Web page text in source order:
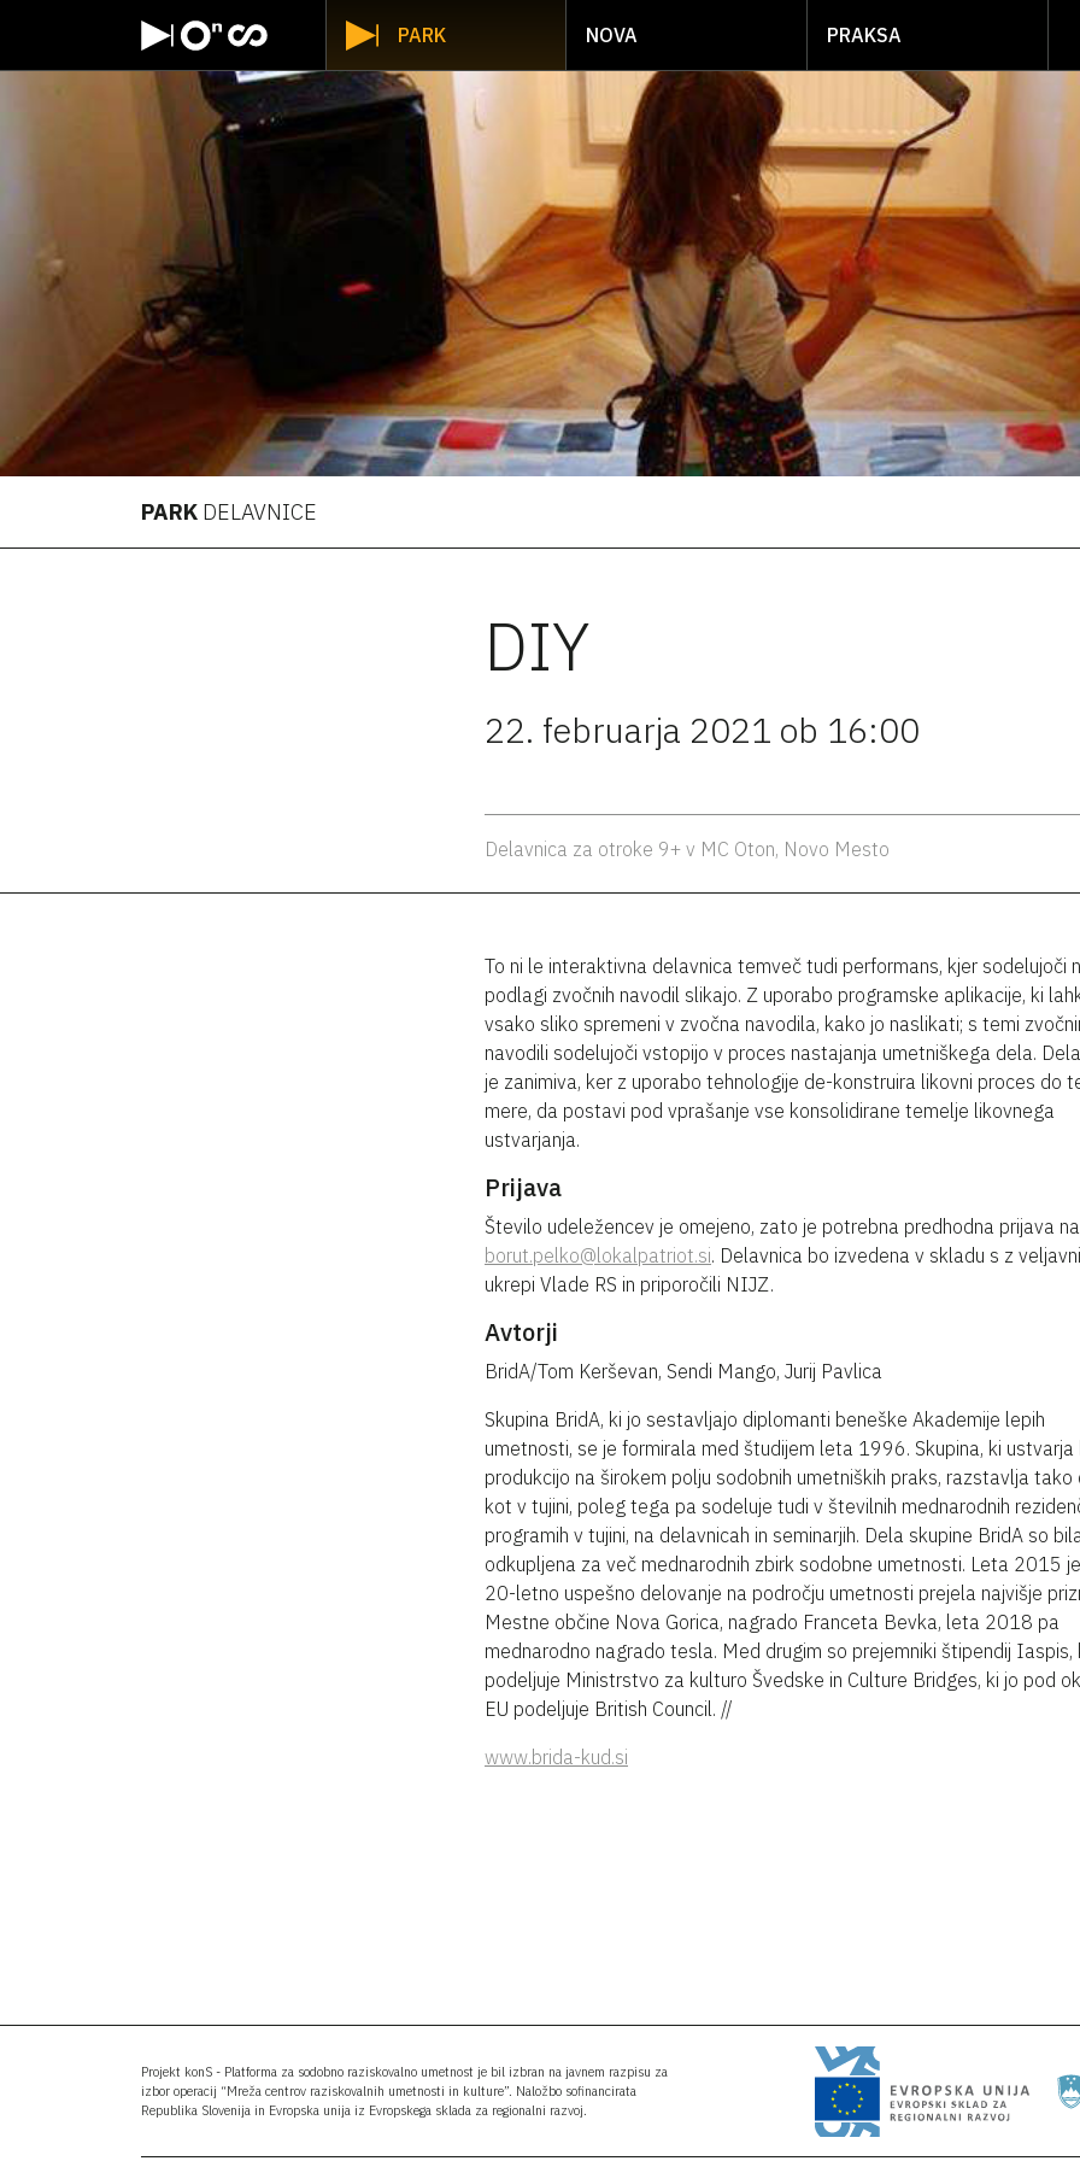
PARK NOVA PRAKSA
PARK DELAVNICE
DIY
22. februarja 2021 ob 16:00
Delavnica za otroke 9+ v MC Oton, Novo Mesto
To ni le interaktivna delavnica temveč tudi performans, kjer sodelujoči
podlagi zvočnih navodil slikajo. Z uporabo programske aplikacije, ki
vsako sliko spremeni v zvočna navodila, kako jo naslikati; s temi
navodili sodelujoči vstopijo v proces nastajanja umetniškega dela.
je zanimiva, ker z uporabo tehnologije de-konstruira likovni proces do
mere, da postavi pod vprašanje vse konsolidirane temelje likovnega
ustvarjanja.
Prijava
Število udeležencev je omejeno, zato je potrebna predhodna prijava na
borut.pelko@lokalpatriot.si. Delavnica bo izvedena v skladu s z
ukrepi Vlade RS in priporočili NIJZ.
Avtorji
BridA/Tom Kerševan, Sendi Mango, Jurij Pavlica
Skupina BridA, ki jo sestavljajo diplomanti beneške Akademije lepih
umetnosti, se je formirala med študijem leta 1996. Skupina, ki ustvarja
produkcijo na širokem polju sodobnih umetniških praks, razstavlja tako
kot v tujini, poleg tega pa sodeluje tudi v številnih mednarodnih
programih v tujini, na delavnicah in seminarjih. Dela skupine BridA so
odkupljena za več mednarodnih zbirk sodobne umetnosti. Leta 2015
20-letno uspešno delovanje na področju umetnosti prejela najvišje
Mestne občine Nova Gorica, nagrado Franceta Bevka, leta 2018 pa
mednarodno nagrado tesla. Med drugim so prejemniki štipendij Iaspis,
podeljuje Ministrstvo za kulturo Švedske in Culture Bridges, ki jo pod
EU podeljuje British Council. //
www.brida-kud.si
Projekt konS - Platforma za sodobno raziskovalno umetnost je bil izbran na javnem razpisu za
izbor operacij “Mreža centrov raziskovalnih umetnosti in kulture”. Naložbo sofinancirata
Republika Slovenija in Evropska unija iz Evropskega sklada za regionalni razvoj.